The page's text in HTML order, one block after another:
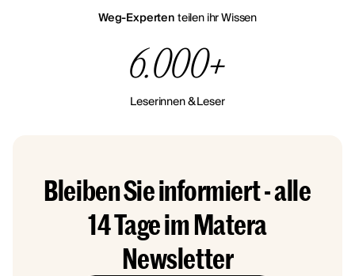
Weg-Expertenteilen ihr Wissen
6.000+
Leserinnen & Leser
Bleiben Sie informiert - alle
14 Tage im Matera
Newsletter